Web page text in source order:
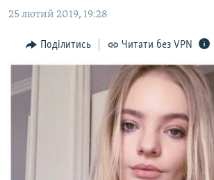
основної
Перейти
пошуку
БЛОГИ
ПОГЛЯД
ІНТЕРВ'Ю
ВСЕ ЗА ДЕНЬ
СПЕЦПРОЕКТИ
ВІДЕОУРОКИ «ELIFBE»
ЯК ОБІЙТИ БЛОКУВАННЯ
25 лютий 2019, 19:28
Поділитись Читати без VPN